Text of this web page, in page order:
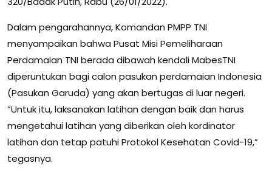
Dalam pengarahannya, Komandan PMPP TNI
menyampaikan bahwa Pusat Misi Pemeliharaan
Perdamaian TNI berada dibawah kendali MabesTNI
diperuntukan bagi calon pasukan perdamaian Indonesia
(Pasukan Garuda) yang akan bertugas di luar negeri.
“Untuk itu, laksanakan latihan dengan baik dan harus
mengetahui latihan yang diberikan oleh kordinator
latihan dan tetap patuhi Protokol Kesehatan Covid-19,”
tegasnya.